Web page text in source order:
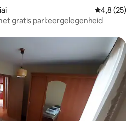
4,8 (25)
gratis parkeergelegenheid